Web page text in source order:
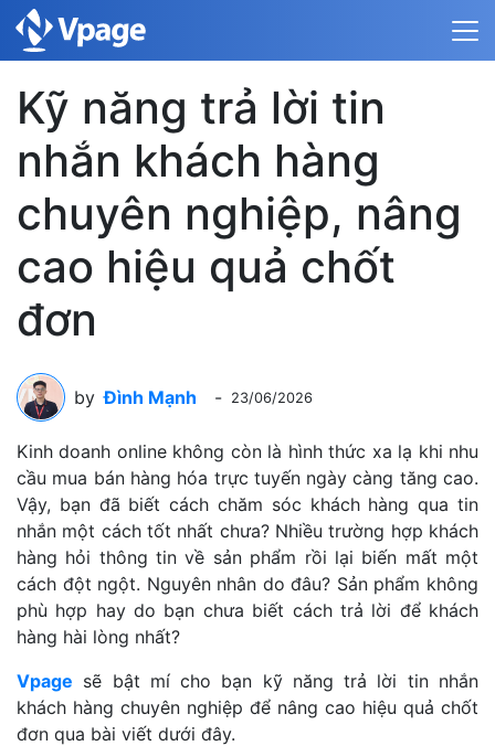
Kỹ năng trả lời tin
nhắn khách hàng
chuyên nghiệp, nâng
cao hiệu quả chốt
đơn
by Đình Mạnh - 23/06/2026
Kinh doanh online không còn là hình thức xa lạ khi nhu
cầu mua bán hàng hóa trực tuyến ngày càng tăng cao.
Vậy, bạn đã biết cách chăm sóc khách hàng qua tin
nhắn một cách tốt nhất chưa? Nhiều trường hợp khách
hàng hỏi thông tin về sản phẩm rồi lại biến mất một
cách đột ngột. Nguyên nhân do đâu? Sản phẩm không
phù hợp hay do bạn chưa biết cách trả lời để khách
hàng hài lòng nhất?
Vpage sẽ bật mí cho bạn kỹ năng trả lời tin nhắn
khách hàng chuyên nghiệp để nâng cao hiệu quả chốt
đơn qua bài viết dưới đây.